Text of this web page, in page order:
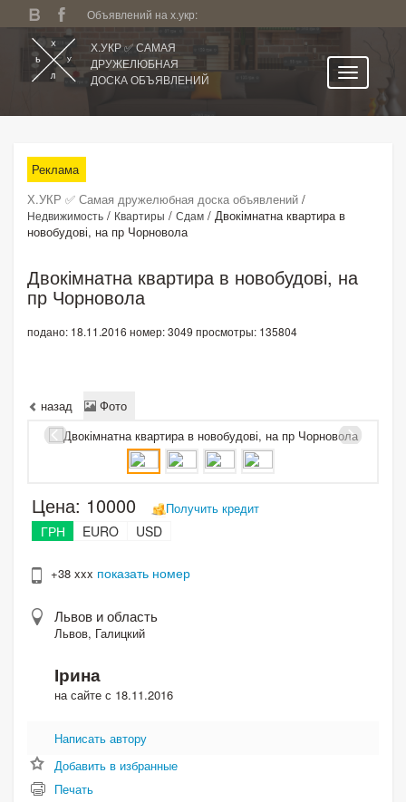
Объявлений на х.укр:
Х.УКР ✅ САМАЯ
ДРУЖЕЛЮБНАЯ
ДОСКА ОБЪЯВЛЕНИЙ
Все регионы
Категории
Избранное
Личный кабинет
Поиск по сайту
Подать объявление
Реклама
Х.УКР ✅ Самая дружелюбная доска объявлений /
Недвижимость / Квартиры / Сдам / Двокімнатна квартира в
новобудові, на пр Чорновола
Двокімнатна квартира в новобудові, на
пр Чорновола
подано: 18.11.2016 номер: 3049 просмотры: 135804
назад Фото
Цена: 10000 Получить кредит
ГРН EURO USD
+38 xxx показать номер
Львов и область
Львов, Галицкий
Ірина
на сайте с 18.11.2016
Написать автору
Добавить в избранные
Печать